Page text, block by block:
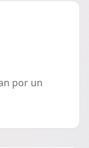
por un